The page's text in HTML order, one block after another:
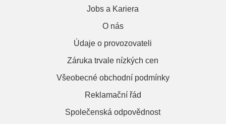
Jobs a Kariera
O nás
Údaje o provozovateli
Záruka trvale nízkých cen
Všeobecné obchodní podmínky
Reklamační řád
Společenská odpovědnost